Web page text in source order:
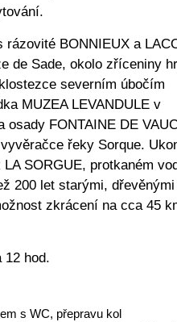
BONNIEUX a
de Sade, okolo zříceniny
severním úbočím
MUZEA LEVANDULE v
FONTAINE DE
řeky Sorque.
SORGUE, protkaném
200 let starými, dřevěnými
zkrácení na cca 45
12 hod.
s WC, přepravu kol